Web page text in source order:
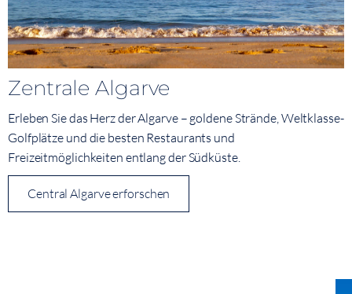
Zentrale Algarve
Erleben Sie das Herz der Algarve – goldene Strände, Weltklasse-
Golfplätze und die besten Restaurants und
Freizeitmöglichkeiten entlang der Südküste.
Central Algarve erforschen